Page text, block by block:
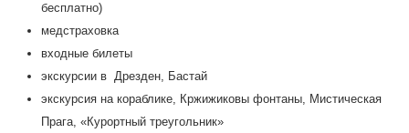
бесплатно)
медстраховка
входные билеты
экскурсии в Дрезден, Бастай
экскурсия на кораблике, Кржижиковы фонтаны, Мистическая
Прага, «Курортный треугольник»